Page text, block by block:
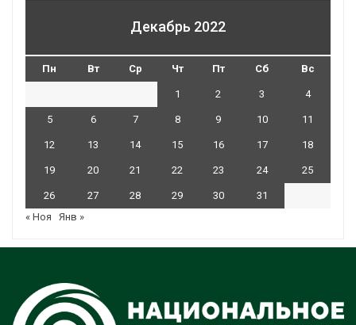
Декабрь 2022
Пн Вт Ср Чт Пт Сб Вс
1 2 3 4
5 6 7 8 9 10 11
12 13 14 15 16 17 18
19 20 21 22 23 24 25
26 27 28 29 30
31
« Ноя
Янв »